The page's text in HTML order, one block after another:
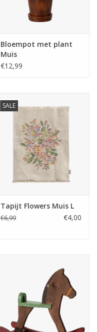
Bloempot met plant
Muis
€12,99
SALE
Tapijt Flowers Muis L
€6,99 €4,00